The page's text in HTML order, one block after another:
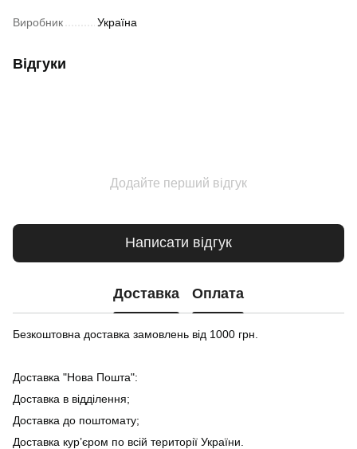
Виробник Україна
Відгуки
Додайте перший відгук
Написати відгук
Доставка Оплата
Безкоштовна доставка замовлень від 1000 грн.
Доставка "Нова Пошта":
Доставка в відділення;
Доставка до поштомату;
Доставка кур’єром по всій території України.